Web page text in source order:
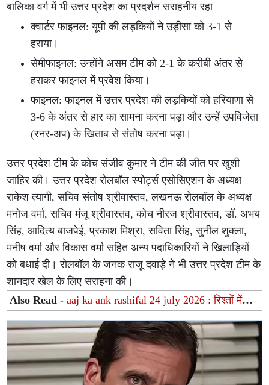
बालिका वर्ग में भी उत्तर प्रदेश का प्रदर्शन सराहनीय रहा
क्वार्टर फाइनल: यूपी की लड़कियों ने उड़ीसा को 3-1 से
हराया।
सेमीफाइनल: उन्होंने असम टीम को 2-1 के करीबी अंतर से
हराकर फाइनल में प्रवेश किया।
फाइनल: फाइनल में उत्तर प्रदेश की लड़कियों को हरियाणा से
3-6 के अंतर से हार का सामना करना पड़ा और उन्हें उपविजेता
(रनर-अप) के खिताब से संतोष करना पड़ा।
उत्तर प्रदेश टीम के कोच संजीव कुमार ने टीम की जीत पर खुशी
जाहिर की। उत्तर प्रदेश रोलबॉल स्पोर्ट्स एसोसिएशन के अध्यक्ष
राकेश त्यागी, सचिव संतोष श्रीवास्तव, लखनऊ रोलबॉल के अध्यक्ष
मनोज वर्मा, सचिव मंजू श्रीवास्तव, कोच नीरज श्रीवास्तव, डॉ. अभय
सिंह, आदित्य बाजपेई, प्रकाश मिश्रा, सविता सिंह, सुनील शुक्ला,
मनीष वर्मा और विकास वर्मा सहित अन्य पदाधिकारियों ने खिलाड़ियों
को बधाई दी। रोलबॉल के जनक राजू दवाड़े ने भी उत्तर प्रदेश टीम के
शानदार खेल के लिए सराहना की।
Also Read -aaj ka ank rashifal 24 july 2026 : रिश्तों में
बढ़ेगी मधुरता और पूरे होंगे कार्य जानें अपना मूलांक फल